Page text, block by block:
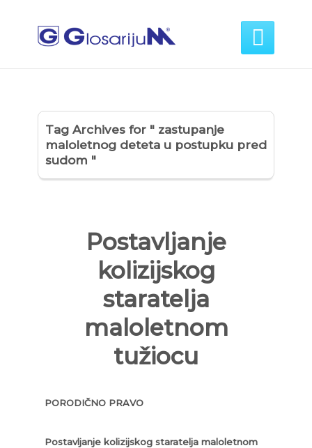

Tag Archives for " zastupanje
maloletnog deteta u postupku pred
sudom "
Postavljanje
kolizijskog
staratelja
maloletnom
tužiocu
PORODIČNO PRAVO
Postavljanje kolizijskog staratelja maloletnom